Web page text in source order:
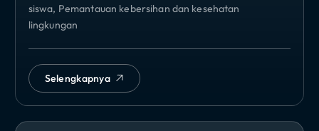
siswa, Pemantauan kebersihan dan kesehatan
lingkungan
Selengkapnya